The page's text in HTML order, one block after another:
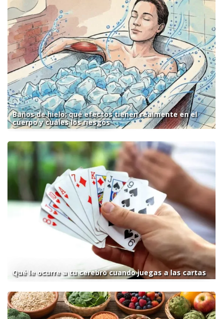
Baños de hielo: qué efectos tienen realmente en el
cuerpo y cuáles los riesgos
Qué le ocurre a tu cerebro cuando juegas a las cartas